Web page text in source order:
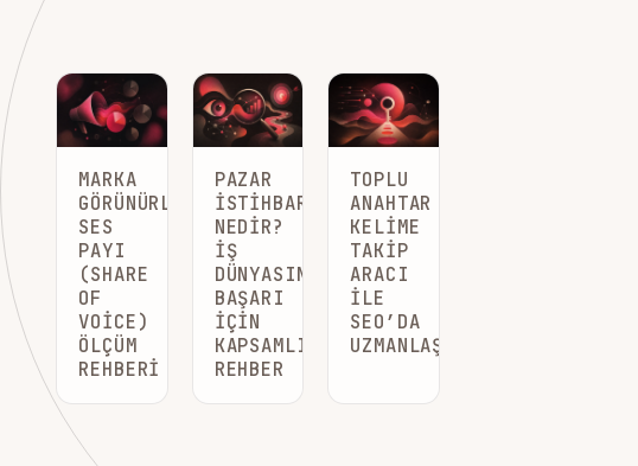
MARKA
GÖRÜNÜRLÜĞÜ:
SES
PAYI
(SHARE
OF
VOICE)
ÖLÇÜM
REHBERI
PAZAR
İSTIHBARATI
NEDIR?
İŞ
DÜNYASINDA
BAŞARI
İÇIN
KAPSAMLI
REHBER
TOPLU
ANAHTAR
KELIME
TAKIP
ARACI
ILE
SEO’DA
UZMANLAŞIN